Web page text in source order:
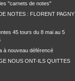
"carnets de notes"
NOTES : FLORENT PAGNY
45 tours du 8 mai au 5
à nouveau déférencé
NOUS ONT-ILS QUITTES